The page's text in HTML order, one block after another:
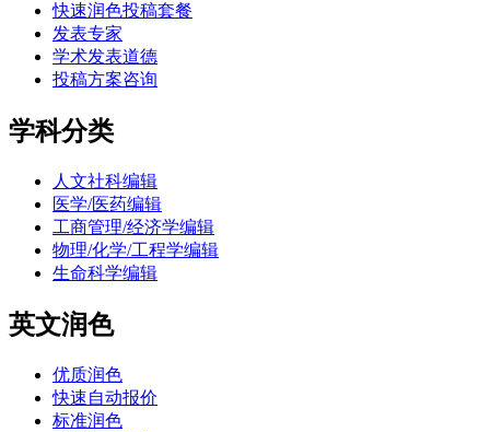
快速润色投稿套餐
发表专家
学术发表道德
投稿方案咨询
学科分类
人文社科编辑
医学/医药编辑
工商管理/经济学编辑
物理/化学/工程学编辑
生命科学编辑
英文润色
优质润色
快速自动报价
标准润色